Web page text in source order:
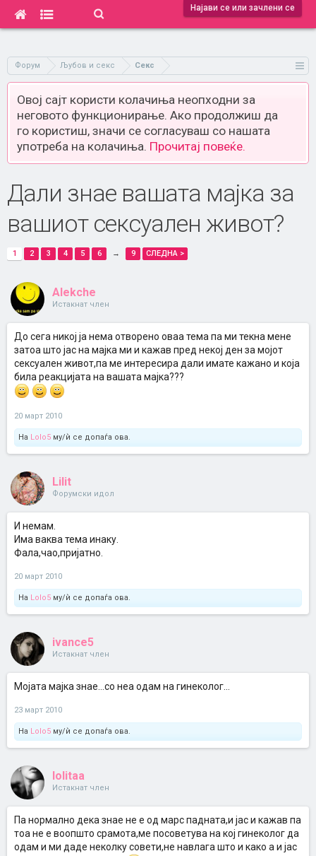
Најави се или зачлени се
Форум Љубов и секс Секс
Овој сајт користи колачиња неопходни за
неговото функционирање. Ако продолжиш да
го користиш, значи се согласуваш со нашата
употреба на колачиња. Прочитај повеќе.
Дали знае вашата мајка за
вашиот сексуален живот?
1 2 3 4 5 6 → 9 СЛЕДНА >
Alekche
Истакнат член
До сега никој ја нема отворено оваа тема па ми текна мене
затоа што јас на мајка ми и кажав пред некој ден за мојот
сексуален живот,па ме интересира дали имате кажано и која
била реакцијата на вашата мајка???
20 март 2010
На Lolo5 му/ѝ се допаѓа ова.
Lilit
Форумски идол
И немам.
Има ваква тема инаку.
Фала,чао,пријатно.
20 март 2010
На Lolo5 му/ѝ се допаѓа ова.
ivance5
Истакнат член
Мојата мајка знае...со неа одам на гинеколог...
23 март 2010
На Lolo5 му/ѝ се допаѓа ова.
lolitaa
Истакнат член
Па нормално дека знае не е од марс падната,и јас и кажав па
тоа не е воопшто срамота,ме посоветува на кој гинеколог да
одам и ми даде неколку совети,не навлага што и како а и јас